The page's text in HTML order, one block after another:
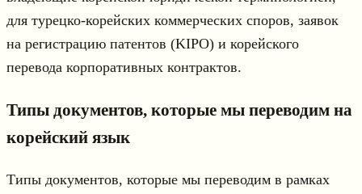
для турецко-корейских коммерческих споров, заявок
на регистрацию патентов (KIPO) и корейского
перевода корпоративных контрактов.
Типы документов, которые мы переводим на
корейский язык
Типы документов, которые мы переводим в рамках